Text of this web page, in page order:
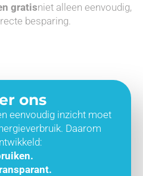
gratisniet alleen eenvoudig,
besparing.
ons
eenvoudig inzicht moet
Daarom